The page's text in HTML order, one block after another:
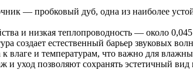
— пробковый дуб, одна из наиболее
и низкая теплопроводность — около
создает естественный барьер звуковых
к влаге и температурам, что важно для
и уход позволяют сохранять эстетичный